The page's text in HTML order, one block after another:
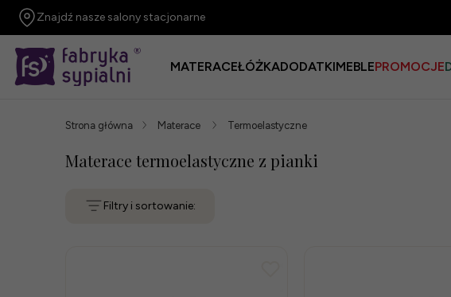
Znajdź nasze salony stacjonarne
MATERACEŁÓŻKADODATKIMEBLEPROMOCJE
Strona główna Materace Termoelastyczne
Materace termoelastyczne z pianki
Filtry i sortowanie: